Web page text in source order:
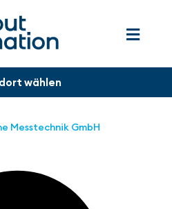
Messtechnik GmbH